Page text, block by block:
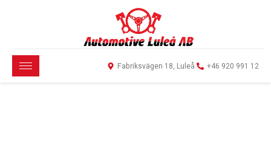
Fabriksvägen 18, Luleå +46 920 991 12